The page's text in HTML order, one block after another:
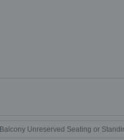
Balcony Unreserved Seating or